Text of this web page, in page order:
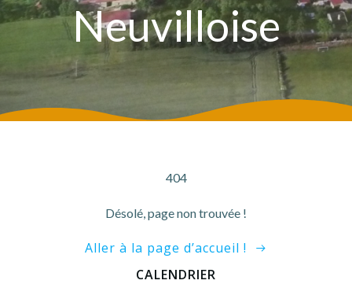
Neuvilloise
404
Désolé, page non trouvée !
Aller à la page d’accueil !
CALENDRIER